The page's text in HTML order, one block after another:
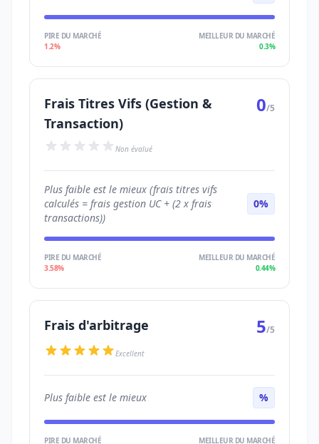
PIRE DU MARCHÉ
1.2%
MEILLEUR DU MARCHÉ
0.3%
Frais Titres Vifs (Gestion &
Transaction)
0/5
Non évalué
Plus faible est le mieux (frais titres vifs
calculés = frais gestion UC + (2 x frais
transactions))
0%
PIRE DU MARCHÉ
3.58%
MEILLEUR DU MARCHÉ
0.44%
Frais d'arbitrage 5/5
Excellent
Plus faible est le mieux %
PIRE DU MARCHÉ MEILLEUR DU MARCHÉ